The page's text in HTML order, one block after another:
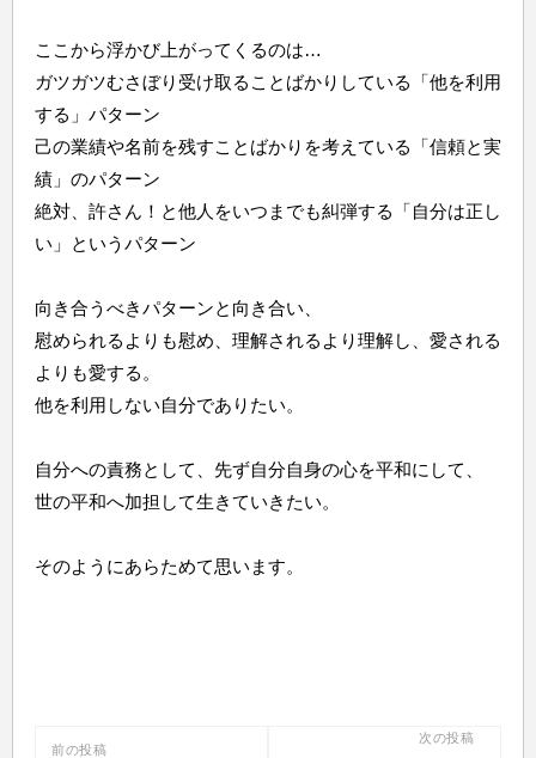
ここから浮かび上がってくるのは…
ガツガツむさぼり受け取ることばかりしている「他を利用
する」パターン
己の業績や名前を残すことばかりを考えている「信頼と実
績」のパターン
絶対、許さん！と他人をいつまでも糾弾する「自分は正し
い」というパターン
向き合うべきパターンと向き合い、
慰められるよりも慰め、理解されるより理解し、愛される
よりも愛する。
他を利用しない自分でありたい。
自分への責務として、先ず自分自身の心を平和にして、
世の平和へ加担して生きていきたい。
そのようにあらためて思います。
投前の投稿
次の投稿